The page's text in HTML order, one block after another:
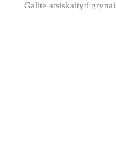
Galite atsiskaityti